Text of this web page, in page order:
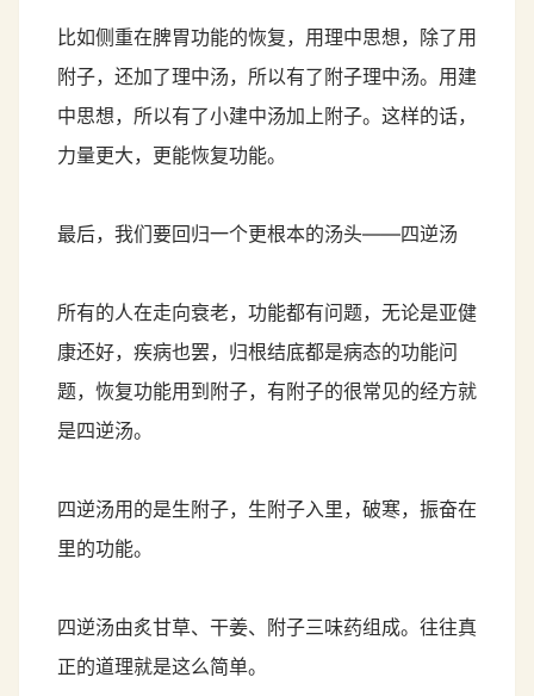
比如侧重在脾胃功能的恢复，用理中思想，除了用
附子，还加了理中汤，所以有了附子理中汤。用建
中思想，所以有了小建中汤加上附子。这样的话，
力量更大，更能恢复功能。
最后，我们要回归一个更根本的汤头——四逆汤
所有的人在走向衰老，功能都有问题，无论是亚健
康还好，疾病也罢，归根结底都是病态的功能问
题，恢复功能用到附子，有附子的很常见的经方就
是四逆汤。
四逆汤用的是生附子，生附子入里，破寒，振奋在
里的功能。
四逆汤由炙甘草、干姜、附子三味药组成。往往真
正的道理就是这么简单。